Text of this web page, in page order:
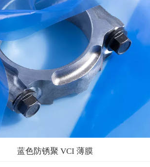
蓝色防锈聚 VCI 薄膜